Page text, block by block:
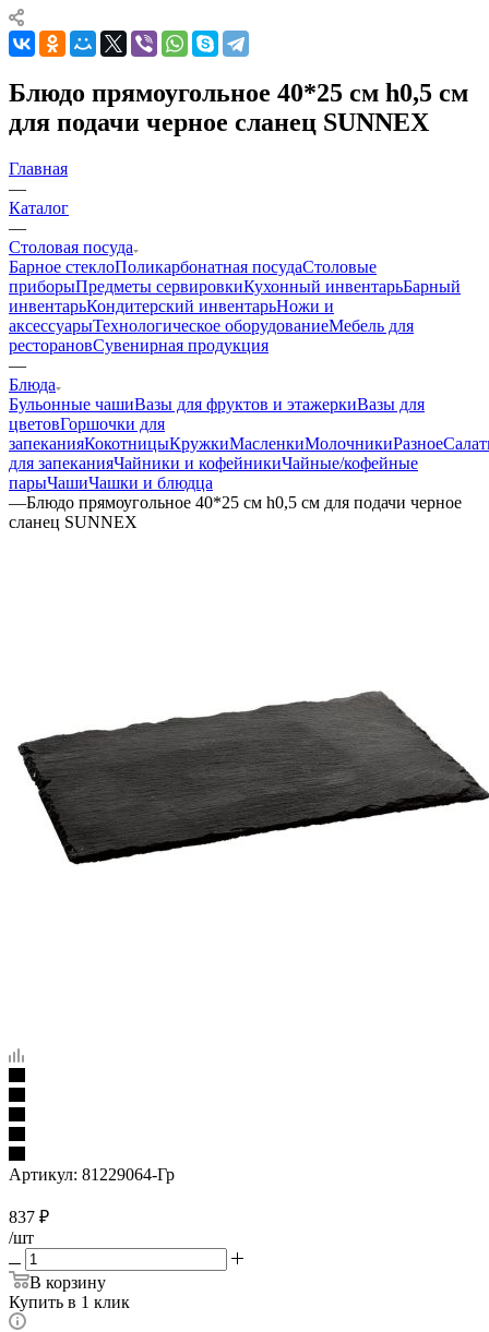
Блюдо прямоугольное 40*25 см h0,5 см
для подачи черное сланец SUNNEX
Главная
—
Каталог
—
Столовая посуда
Барное стеклоПоликарбонатная посудаСтоловые
приборыПредметы сервировкиКухонный инвентарьБарный
инвентарьКондитерский инвентарьНожи и
аксессуарыТехнологическое оборудованиеМебель для
ресторановСувенирная продукция
—
Блюда
Бульонные чашиВазы для фруктов и этажеркиВазы для
цветовГоршочки для
запеканияКокотницыКружкиМасленкиМолочникиРазное
для запеканияЧайники и кофейникиЧайные/кофейные
парыЧашиЧашки и блюдца
—Блюдо прямоугольное 40*25 см h0,5 см для подачи черное
сланец SUNNEX
Артикул: 81229064-Гр
837 ₽
/шт
В корзину
Купить в 1 клик